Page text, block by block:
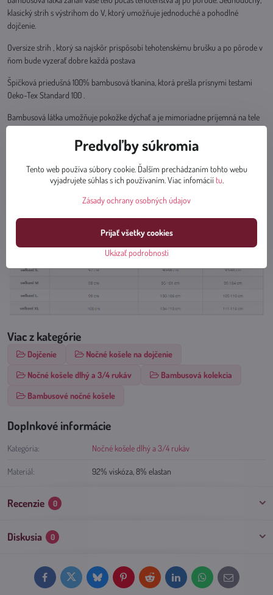
klasický strih s výstrihom do V, ktorý umožňuje jednoduché a pohodlné
dojčenie.
Oversize strih , ktorý sa najskôr prispôsobí tehotenskému brušku a po pôrode v
ňom bude vyzerať dobre každá postava
Špičková priedušná 100% bambusová tkanina, ktorá prešla prísnymi testami
Oeko-Tex Standard 100 .
Bambusová látka umožňuje pokožke dýchať a je mimoriadne príjemná na tele
Má antibakteriálne a protiplesňové vlastnosti
Je odolná voči nepríjemným pachom
Materiál: Bambusová viskóza 92% Elastan 8%
Starostlivosť: Prať na 30 stupňov C. Prať a žehliť naruby. Opláchnite, odstreďte
Viac z kategórie
Dojčenie
Nočné košele na dojčenie
Nočné košele dlhý a 3/4 rukáv
Bambusová kolekcia
Bambusové nočné košele
Doplnkové informácie
Kategória: Nočné košele dlhý a 3/4 rukáv
Materiál: 92% viskóza, 8% elastan
Recenzie 0
Diskusia 0
FacebookTwitter BlueskyPinterestReddit LinkedInWhatsApp
E-
mail
Predvoľby súkromia
Tento web používa súbory cookie. Ďalším prechádzaním tohto webu
vyjadrujete súhlas s ich používaním. Viac infomáciítu.
Zásady ochrany osobných údajov
Ukázať podrobnosti
Prijať všetky cookies